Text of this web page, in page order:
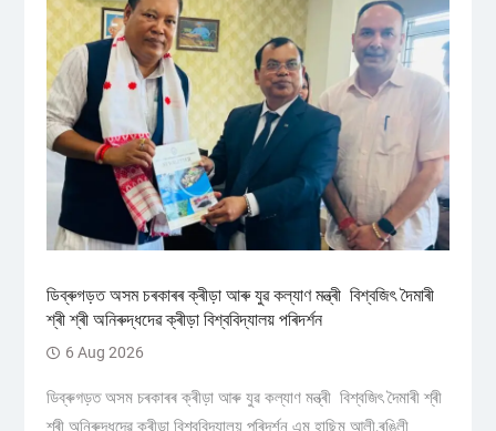
ডিব্ৰুগড়ত অসম চৰকাৰৰ ক্ৰীড়া আৰু যুৱ কল্যাণ মন্ত্ৰী বিশ্বজিৎ দৈমাৰী
শ্ৰী শ্ৰী অনিৰুদ্ধদেৱ ক্ৰীড়া বিশ্ববিদ্যালয় পৰিদৰ্শন
6 Aug 2026
ডিব্ৰুগড়ত অসম চৰকাৰৰ ক্ৰীড়া আৰু যুৱ কল্যাণ মন্ত্ৰী বিশ্বজিৎ দৈমাৰী শ্ৰী